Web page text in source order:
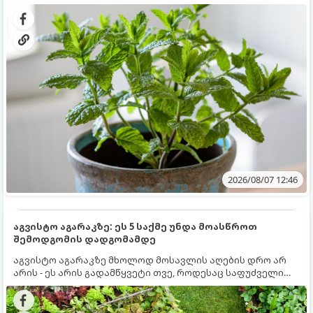
გრუნტში (ბაღში) დარგვისას ის ფესვებით ძალიან
სწრაფად ვრცელდება და სხვა მცენარეებს ავიწროებს.
კერძებისთვის.
2026/08/07 12:46
აგვისტო აგარაკზე: ეს 5 საქმე უნდა მოასწროთ
შემოდგომის დადგომამდე
აგვისტო აგარაკზე მხოლოდ მოსავლის აღების დრო არ
არის - ეს არის გადამწყვეტი თვე, როდესაც საფუძველი
ეყრება მომავალი წლის მოსავალს და ბაღი მზადდება
შემოდგომა-ზამთრის სეზონისთვის. იმისათვის, რომ
ნიადაგმა ენერგია აღიდგინოს, ხოლო მცენარეებმა